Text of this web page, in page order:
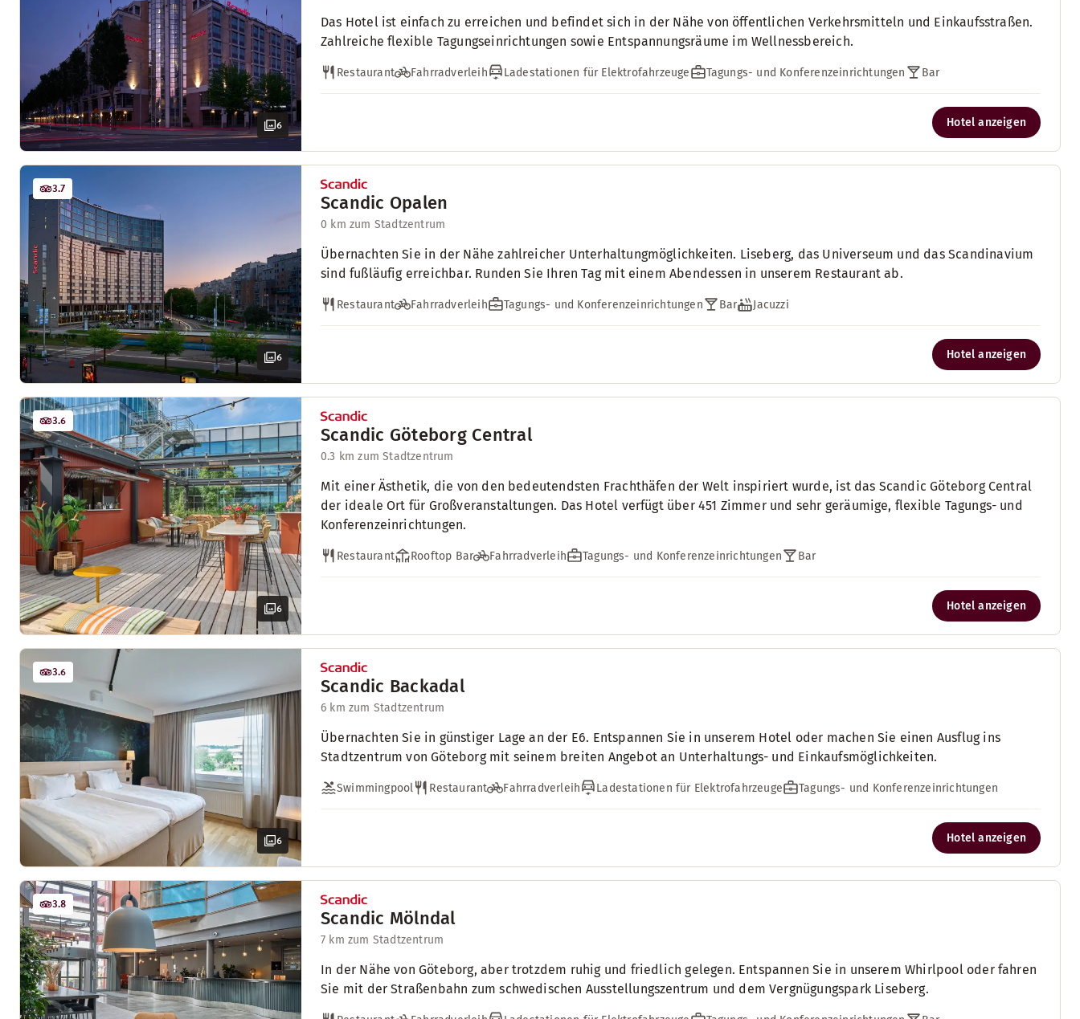
6
Das Hotel ist einfach zu erreichen und befindet sich in der Nähe von öffentlichen Verkehrsmitteln und Einkaufsstraßen.
Zahlreiche flexible Tagungseinrichtungen sowie Entspannungsräume im Wellnessbereich.
Restaurant Fahrradverleih Ladestationen für Elektrofahrzeuge Tagungs- und Konferenzeinrichtungen Bar
Hotel anzeigen
6
3.7
Scandic Opalen
0 km zum Stadtzentrum
Übernachten Sie in der Nähe zahlreicher Unterhaltungmöglichkeiten. Liseberg, das Universeum und das Scandinavium
sind fußläufig erreichbar. Runden Sie Ihren Tag mit einem Abendessen in unserem Restaurant ab.
Restaurant Fahrradverleih Tagungs- und Konferenzeinrichtungen Bar Jacuzzi
Hotel anzeigen
6
3.6
Scandic Göteborg Central
0.3 km zum Stadtzentrum
Mit einer Ästhetik, die von den bedeutendsten Frachthäfen der Welt inspiriert wurde, ist das Scandic Göteborg Central
der ideale Ort für Großveranstaltungen. Das Hotel verfügt über 451 Zimmer und sehr geräumige, flexible Tagungs- und
Konferenzeinrichtungen.
Restaurant Rooftop Bar Fahrradverleih Tagungs- und Konferenzeinrichtungen Bar
Hotel anzeigen
6
3.6
Scandic Backadal
6 km zum Stadtzentrum
Übernachten Sie in günstiger Lage an der E6. Entspannen Sie in unserem Hotel oder machen Sie einen Ausflug ins
Stadtzentrum von Göteborg mit seinem breiten Angebot an Unterhaltungs- und Einkaufsmöglichkeiten.
Swimmingpool Restaurant Fahrradverleih Ladestationen für Elektrofahrzeuge Tagungs- und Konferenzeinrichtungen
Hotel anzeigen
3.8
Scandic Mölndal
7 km zum Stadtzentrum
In der Nähe von Göteborg, aber trotzdem ruhig und friedlich gelegen. Entspannen Sie in unserem Whirlpool oder fahren
Sie mit der Straßenbahn zum schwedischen Ausstellungszentrum und dem Vergnügungspark Liseberg.